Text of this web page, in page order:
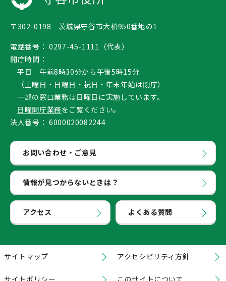
〒302-0198 茨城県守谷市大柏950番地の1
電話番号： 0297-45-1111（代表）
開庁時間：
平日 午前8時30分から午後5時15分
（土曜日・日曜日・祝日・年末年始は閉庁）
一部の窓口業務は日曜日に実施しています。
日曜開庁業務をご覧ください。
法人番号： 6000020082244
お問い合わせ・ご意見
情報が見つからないときは？
アクセス よくある質問
サイトマップ アクセシビリティ方針
サイトポリシー このサイトについて